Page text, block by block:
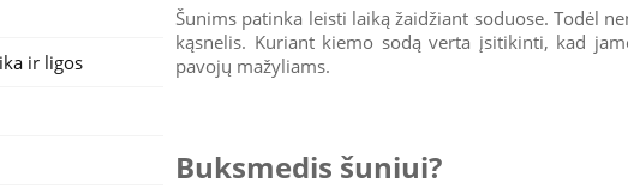
ir ligos
Šunims patinka leisti laiką žaidžiant soduose. Todėl
kąsnelis. Kuriant kiemo sodą verta įsitikinti, kad
pavojų mažyliams.
Buksmedis šuniui?